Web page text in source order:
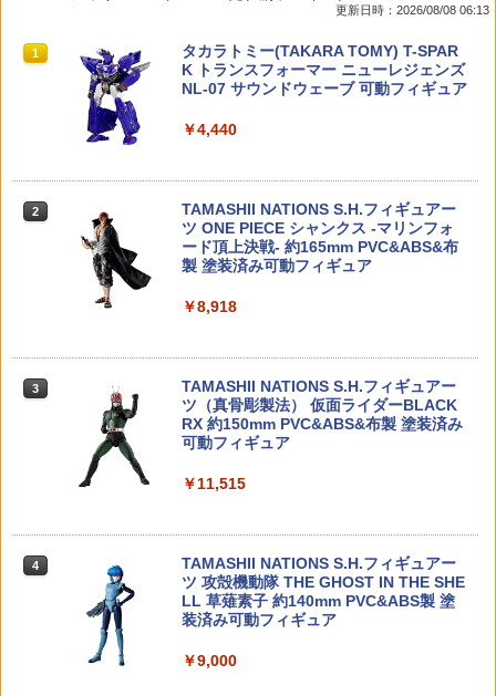
ール) HW DREAM GARAGE 1/64 CORV
ー(GHD06) マテル(20220328)
￥230
ール) 1/64 PORSCHE 911 GT3 #1(オレ
ンジ×ブルー×ホワイト) 完成品 ミニカー
(53743) マテル(20220328)
【中古】[MDL] Hot Wheels(ホットウィ
ール) HW SCREEN TIME 1/64 K.I.T.T.(ブ
ラック/フレイムパターン) 完成品 ミニカ
ー(HYX27) マテル(20220328)
￥441
4
【当店独自で＋P10倍★要エントリー】
【中古】[MDL] 08 トミカ 1/57 日産 フ
ェアレディZ(オレンジ×ブラック) トミカ
くじ(tomicaくじ) 第3弾 ミニカー プライ
学園アイドルマスター ESPRESTO-Hear
イズ(2809349) バンプレスト(20260611)
￥702
桃源暗鬼 28Fig フィギュア プライズ(45
1994500) タイトー(20260331)
￥756
カプセルトイ】
￥1,880
￥1,925
2026年9月予約 ガチャ【シルバニアファ
レーシングカー スーパーカー ラジコン
男の子 女の子 家族 お祭り 夏祭り 縁日
誕生日 進級 プレゼント ギフト ビンゴ
個） 95719 ミニ四駆パーツ【予約】
￥495
￥1,980
アキュヴァンス 高密度12ゲージ シリコ
4
更新日時：2026/08/08 06:13
1
タカラトミー(TAKARA TOMY) T-SPAR
K トランスフォーマー ニューレジェンズ
NL-07 サウンドウェーブ 可動フィギュア
￥4,440
2
TAMASHII NATIONS S.H.フィギュアー
ツ ONE PIECE シャンクス -マリンフォ
ード頂上決戦- 約165mm PVC&ABS&布
製 塗装済み可動フィギュア
￥8,918
3
TAMASHII NATIONS S.H.フィギュアー
ツ（真骨彫製法） 仮面ライダーBLACK
RX 約150mm PVC&ABS&布製 塗装済み
可動フィギュア
￥11,515
4
TAMASHII NATIONS S.H.フィギュアー
ツ 攻殻機動隊 THE GHOST IN THE SHE
LL 草薙素子 約140mm PVC&ABS製 塗
装済み可動フィギュア
￥9,000